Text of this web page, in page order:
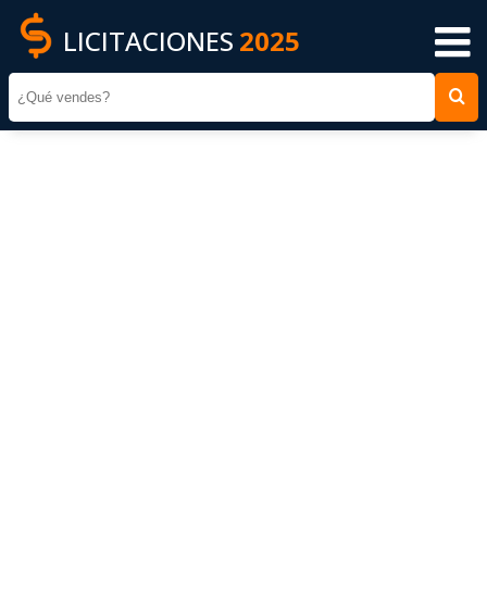
LICITACIONES 2025